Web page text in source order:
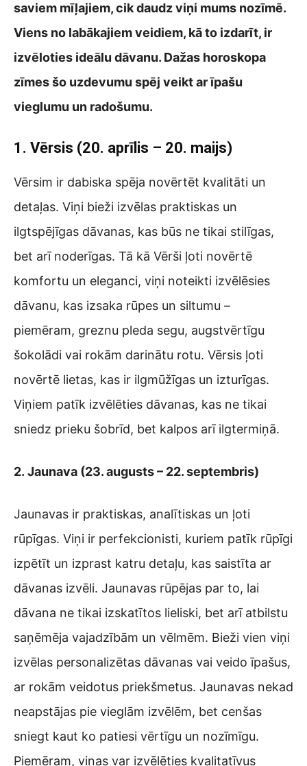
saviem mīļajiem, cik daudz viņi mums nozīmē.
Viens no labākajiem veidiem, kā to izdarīt, ir
izvēloties ideālu dāvanu. Dažas horoskopa
zīmes šo uzdevumu spēj veikt ar īpašu
vieglumu un radošumu.
1. Vērsis (20. aprīlis – 20. maijs)
Vērsim ir dabiska spēja novērtēt kvalitāti un
detaļas. Viņi bieži izvēlas praktiskas un
ilgtspējīgas dāvanas, kas būs ne tikai stilīgas,
bet arī noderīgas. Tā kā Vērši ļoti novērtē
komfortu un eleganci, viņi noteikti izvēlēsies
dāvanu, kas izsaka rūpes un siltumu –
piemēram, greznu pleda segu, augstvērtīgu
šokolādi vai rokām darinātu rotu. Vērsis ļoti
novērtē lietas, kas ir ilgmūžīgas un izturīgas.
Viņiem patīk izvēlēties dāvanas, kas ne tikai
sniedz prieku šobrīd, bet kalpos arī ilgtermiņā.
2. Jaunava (23. augusts – 22. septembris)
Jaunavas ir praktiskas, analītiskas un ļoti
rūpīgas. Viņi ir perfekcionisti, kuriem patīk rūpīgi
izpētīt un izprast katru detaļu, kas saistīta ar
dāvanas izvēli. Jaunavas rūpējas par to, lai
dāvana ne tikai izskatītos lieliski, bet arī atbilstu
saņēmēja vajadzībām un vēlmēm. Bieži vien viņi
izvēlas personalizētas dāvanas vai veido īpašus,
ar rokām veidotus priekšmetus. Jaunavas nekad
neapstājas pie vieglām izvēlēm, bet cenšas
sniegt kaut ko patiesi vērtīgu un nozīmīgu.
Piemēram, viņas var izvēlēties kvalitatīvus